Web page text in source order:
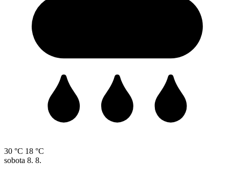
30 °C 18 °C
sobota 8. 8.